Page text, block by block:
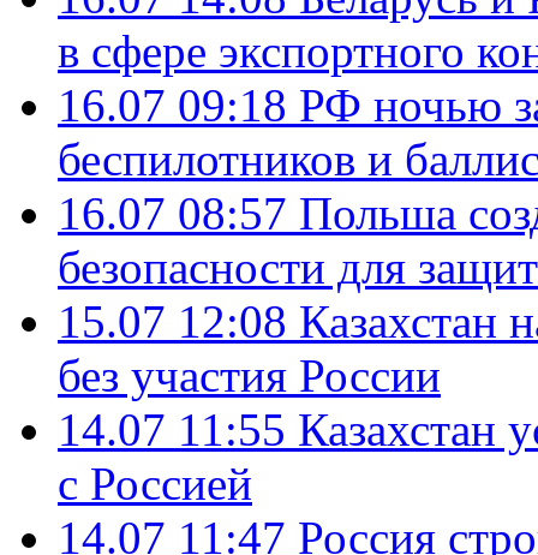
в сфере экспортного
16.07 09:18 РФ ночью
беспилотников и
16.07 08:57 Польша
безопасности для
15.07 12:08 Казахстан
без участия России
14.07 11:55 Казахстан
с Россией
14.07 11:47 Россия